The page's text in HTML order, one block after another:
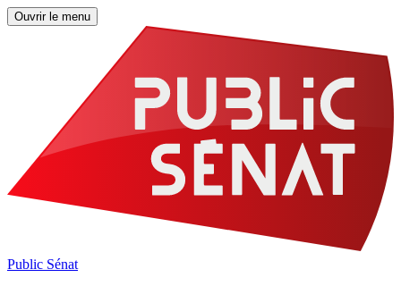
Ouvrir le menu
Public Sénat